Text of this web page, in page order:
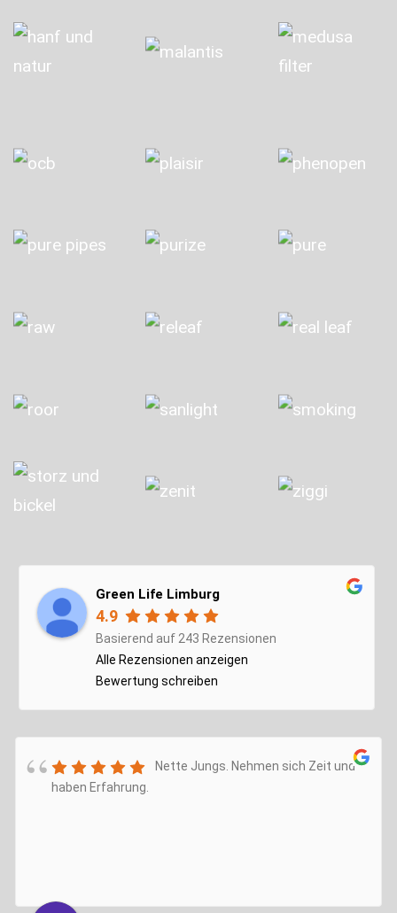
Green Life Limburg
4.9
Basierend auf 243 Rezensionen
Alle Rezensionen anzeigen
Bewertung schreiben
Nette Jungs. Nehmen sich Zeit und
haben Erfahrung.